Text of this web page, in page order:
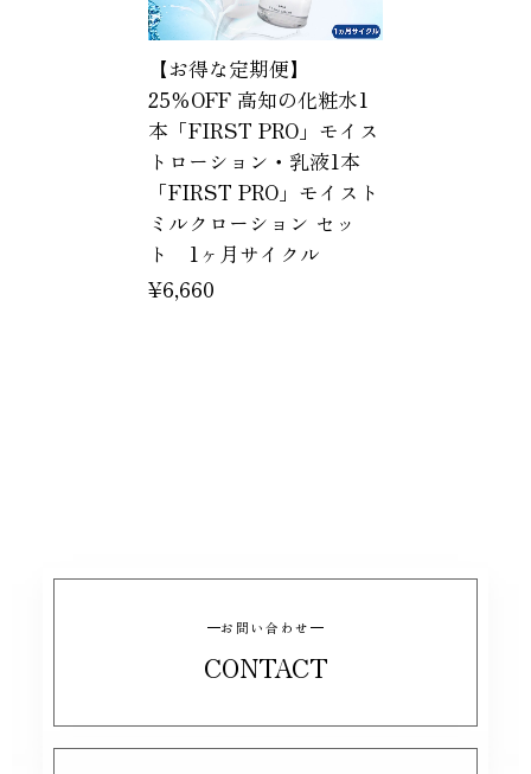
【お得な定期便】
25％OFF 高知の化粧水1
本「FIRST PRO」モイス
トローション・乳液1本
「FIRST PRO」モイスト
ミルクローション セッ
ト 1ヶ月サイクル
¥6,660
お問い合わせ
CONTACT